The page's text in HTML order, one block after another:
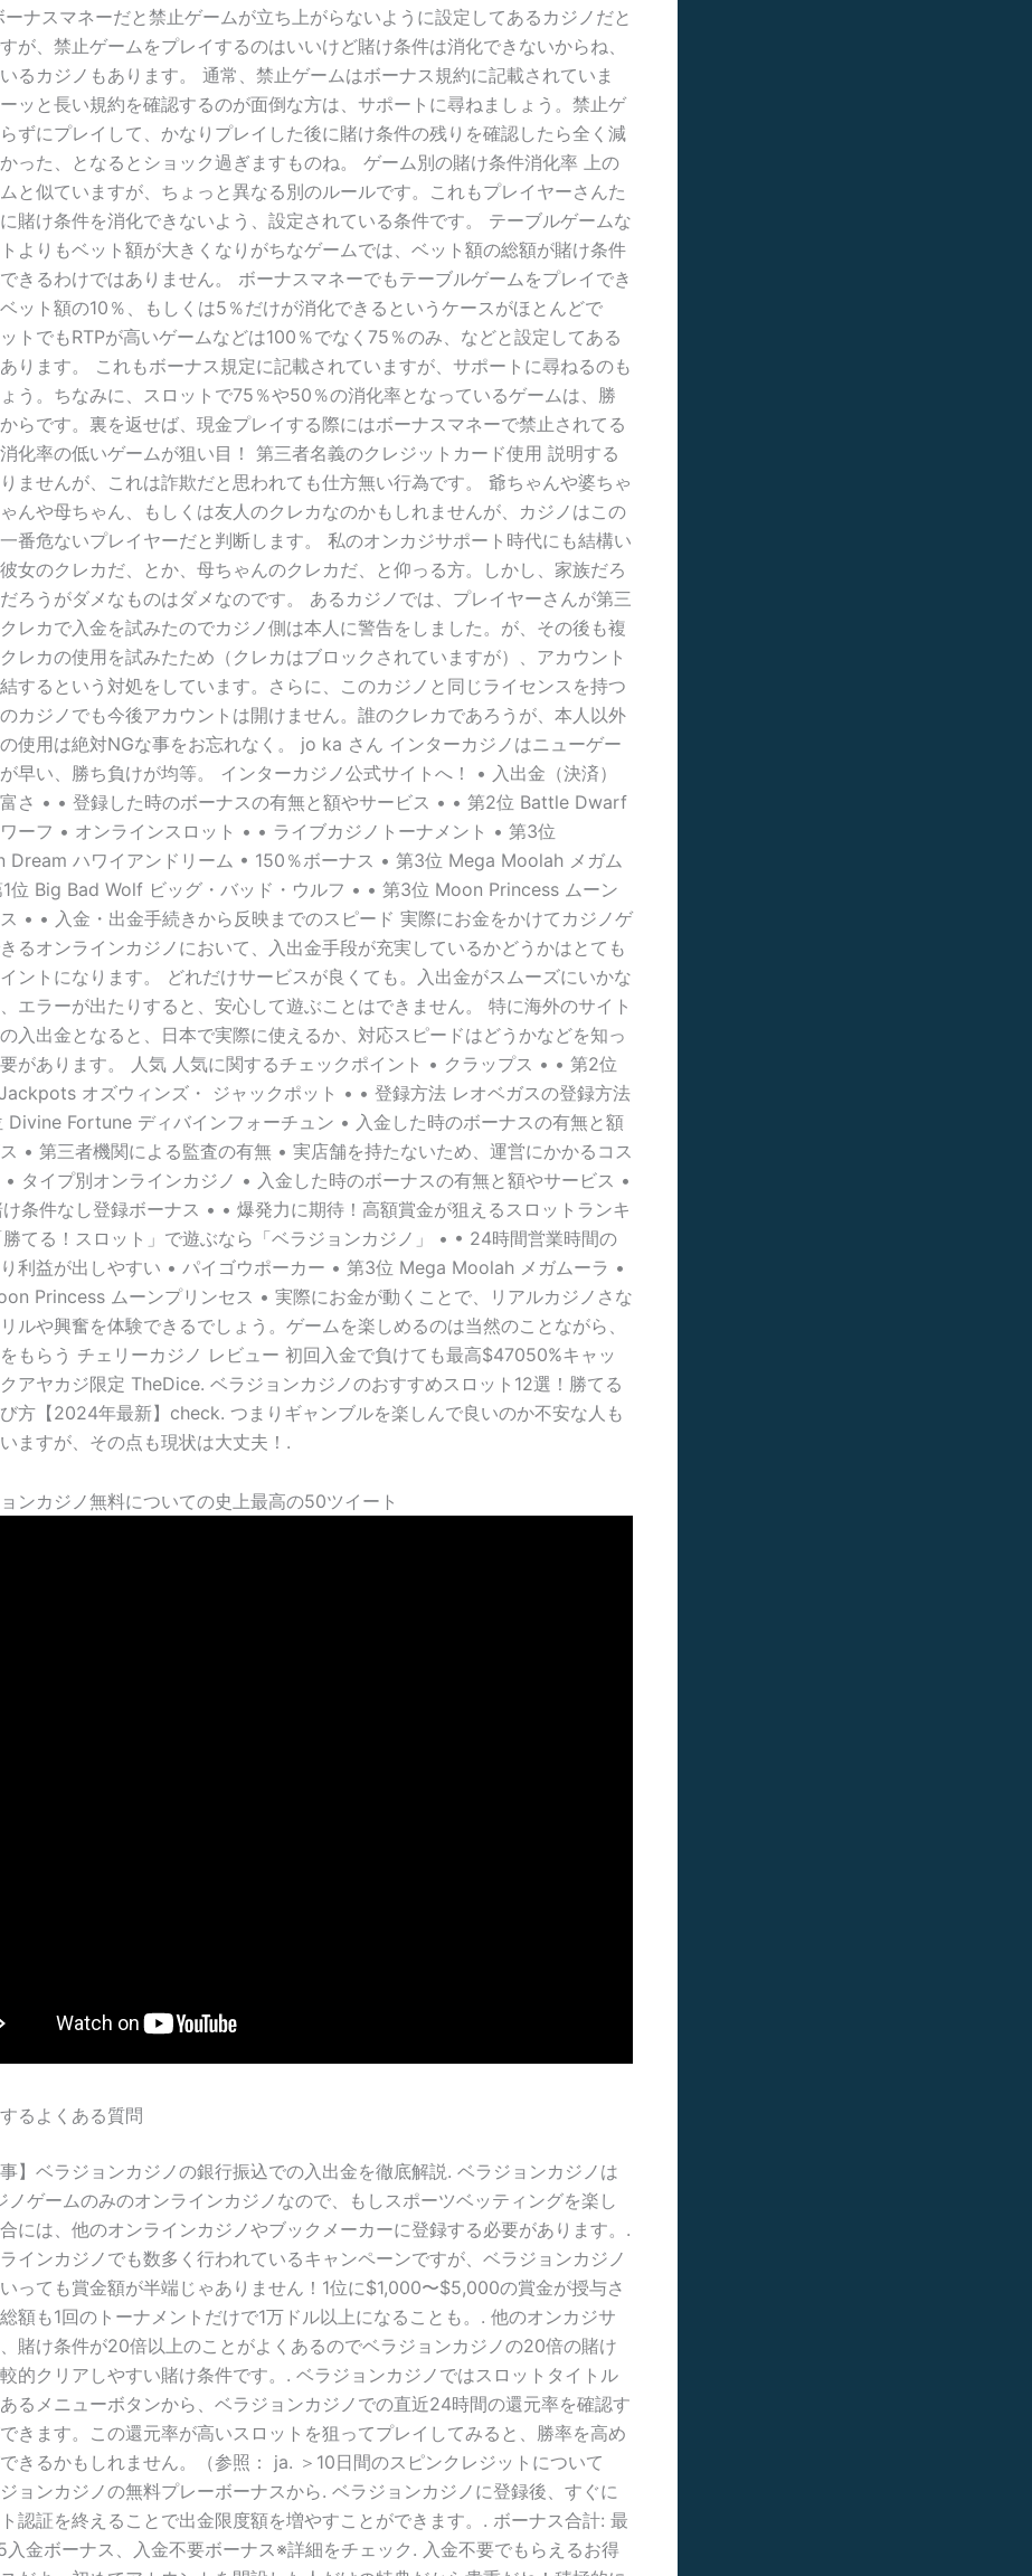
ーナスマネーだと禁止ゲームが立ち上がらないように設定してあるカジノだと
が、禁止ゲームをプレイするのはいいけど賭け条件は消化できないからね、
るカジノもあります。 通常、禁止ゲームはボーナス規約に記載されていま
ッと長い規約を確認するのが面倒な方は、サポートに尋ねましょう。禁止ゲ
ずにプレイして、かなりプレイした後に賭け条件の残りを確認したら全く減
った、となるとショック過ぎますものね。 ゲーム別の賭け条件消化率 上の
と似ていますが、ちょっと異なる別のルールです。これもプレイヤーさんた
賭け条件を消化できないよう、設定されている条件です。 テーブルゲームな
よりもベット額が大きくなりがちなゲームでは、ベット額の総額が賭け条件
きるわけではありません。 ボーナスマネーでもテーブルゲームをプレイでき
ット額の10％、もしくは5％だけが消化できるというケースがほとんどで
トでもRTPが高いゲームなどは100％でなく75％のみ、などと設定してある
ります。 これもボーナス規定に記載されていますが、サポートに尋ねるのも
う。ちなみに、スロットで75％や50％の消化率となっているゲームは、勝
らです。裏を返せば、現金プレイする際にはボーナスマネーで禁止されてる
化率の低いゲームが狙い目！ 第三者名義のクレジットカード使用 説明する
ませんが、これは詐欺だと思われても仕方無い行為です。 爺ちゃんや婆ちゃ
んや母ちゃん、もしくは友人のクレカなのかもしれませんが、カジノはこの
番危ないプレイヤーだと判断します。 私のオンカジサポート時代にも結構い
女のクレカだ、とか、母ちゃんのクレカだ、と仰っる方。しかし、家族だろ
ろうがダメなものはダメなのです。 あるカジノでは、プレイヤーさんが第三
レカで入金を試みたのでカジノ側は本人に警告をしました。が、その後も複
レカの使用を試みたため（クレカはブロックされていますが）、アカウント
するという対処をしています。さらに、このカジノと同じライセンスを持つ
カジノでも今後アカウントは開けません。誰のクレカであろうが、本人以外
使用は絶対NGな事をお忘れなく。 jo ka さん インターカジノはニューゲー
早い、勝ち負けが均等。 インターカジノ公式サイトへ！ • 入出金（決済）
さ • • 登録した時のボーナスの有無と額やサービス • • 第2位 Battle Dwarf
ーフ • オンラインスロット • • ライブカジノトーナメント • 第3位
Dream ハワイアンドリーム • 150％ボーナス • 第3位 Mega Moolah メガム
位 Big Bad Wolf ビッグ・バッド・ウルフ • • 第3位 Moon Princess ムーン
• • 入金・出金手続きから反映までのスピード 実際にお金をかけてカジノゲ
るオンラインカジノにおいて、入出金手段が充実しているかどうかはとても
ントになります。 どれだけサービスが良くても。入出金がスムーズにいかな
エラーが出たりすると、安心して遊ぶことはできません。 特に海外のサイト
入出金となると、日本で実際に使えるか、対応スピードはどうかなどを知っ
があります。 人気 人気に関するチェックポイント • クラップス • • 第2位
オズウィンズ・ ジャックポット • • 登録方法 レオベガスの登録方法
Divine Fortune ディバインフォーチュン • 入金した時のボーナスの有無と額
• 第三者機関による監査の有無 • 実店舗を持たないため、運営にかかるコス
• タイプ別オンラインカジノ • 入金した時のボーナスの有無と額やサービス •
条件なし登録ボーナス • • 爆発力に期待！高額賞金が狙えるスロットランキ
てる！スロット」で遊ぶなら「ベラジョンカジノ」 • • 24時間営業時間の
利益が出しやすい • パイゴウポーカー • 第3位 Mega Moolah メガムーラ •
Princess ムーンプリンセス • 実際にお金が動くことで、リアルカジノさな
ルや興奮を体験できるでしょう。ゲームを楽しめるのは当然のことながら、
もらう チェリーカジノ レビュー 初回入金で負けても最高$47050%キャッ
アヤカジ限定 TheDice. ベラジョンカジノのおすすめスロット12選！勝てる
方【2024年最新】check. つまりギャンブルを楽しんで良いのか不安な人も
ますが、その点も現状は大丈夫！.
るよくある質問
事】ベラジョンカジノの銀行振込での入出金を徹底解説. ベラジョンカジノは
ノゲームのみのオンラインカジノなので、もしスポーツベッティングを楽し
には、他のオンラインカジノやブックメーカーに登録する必要があります。.
インカジノでも数多く行われているキャンペーンですが、ベラジョンカジノ
っても賞金額が半端じゃありません！1位に$1,000〜$5,000の賞金が授与さ
額も1回のトーナメントだけで1万ドル以上になることも。. 他のオンカジサ
賭け条件が20倍以上のことがよくあるのでベラジョンカジノの20倍の賭け
的クリアしやすい賭け条件です。. ベラジョンカジノではスロットタイトル
るメニューボタンから、ベラジョンカジノでの直近24時間の還元率を確認す
きます。この還元率が高いスロットを狙ってプレイしてみると、勝率を高め
きるかもしれません。（参照： ja. ＞10日間のスピンクレジットについて
ョンカジノの無料プレーボーナスから. ベラジョンカジノに登録後、すぐに
認証を終えることで出金限度額を増やすことができます。. ボーナス合計: 最
金ボーナス、入金不要ボーナス※詳細をチェック. 入金不要でもらえるお得